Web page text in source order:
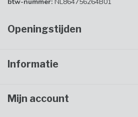
Openingstijden
Informatie
Mijn account